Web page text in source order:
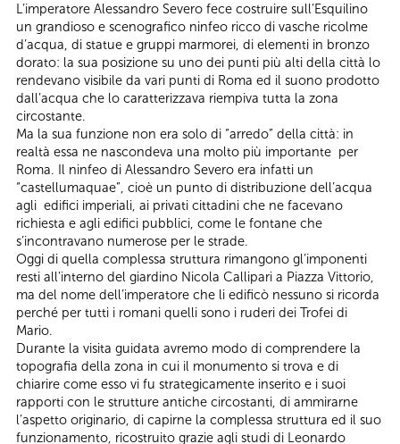
L’imperatore Alessandro Severo fece costruire sull’Esquilino
un grandioso e scenografico ninfeo ricco di vasche ricolme
d’acqua, di statue e gruppi marmorei, di elementi in bronzo
dorato: la sua posizione su uno dei punti più alti della città lo
rendevano visibile da vari punti di Roma ed il suono prodotto
dall’acqua che lo caratterizzava riempiva tutta la zona
circostante.
Ma la sua funzione non era solo di “arredo” della città: in
realtà essa ne nascondeva una molto più importante per
Roma. Il ninfeo di Alessandro Severo era infatti un
“castellumaquae”, cioè un punto di distribuzione dell’acqua
agli edifici imperiali, ai privati cittadini che ne facevano
richiesta e agli edifici pubblici, come le fontane che
s’incontravano numerose per le strade.
Oggi di quella complessa struttura rimangono gl’imponenti
resti all’interno del giardino Nicola Callipari a Piazza Vittorio,
ma del nome dell’imperatore che li edificò nessuno si ricorda
perché per tutti i romani quelli sono i ruderi dei Trofei di
Mario.
Durante la visita guidata avremo modo di comprendere la
topografia della zona in cui il monumento si trova e di
chiarire come esso vi fu strategicamente inserito e i suoi
rapporti con le strutture antiche circostanti, di ammirarne
l’aspetto originario, di capirne la complessa struttura ed il suo
funzionamento, ricostruito grazie agli studi di Leonardo